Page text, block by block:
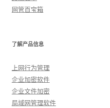
网管百宝箱
了解产品信息
上网行为管理
企业加密软件
企业文件加密
局域网管理软件